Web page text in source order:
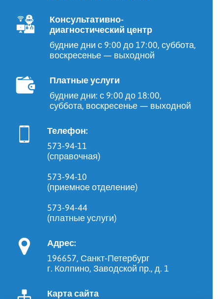
Консультативно-
диагностический центр
будние дни с 9:00 до 17:00, суббота,
воскресенье — выходной
Платные услуги
будние дни: с 9:00 до 18:00,
суббота, воскресенье — выходной
Телефон:
573-94-11
(справочная)
573-94-10
(приемное отделение)
573-94-44
(платные услуги)
Адрес:
196657, Санкт-Петербург
г. Колпино, Заводской пр., д. 1
Карта сайта